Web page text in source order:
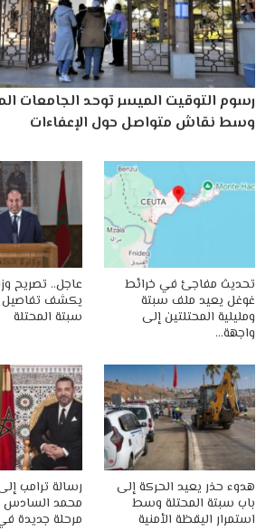
رسوم التوقيت الميسر توحد الجامعات
وسط نقاش متواصل حول الإعفاءات
تحديث مفاجئ في خرائط
غوغل يعيد ملف سبتة
ومليلية المحتلتين إلى
واجهة…
عاجل.. تصريح
يكشف تفاصيل
سبتة المحتلة
هدوء حذر يعيد الحركة إلى
باب سبتة المحتلة وسط
استمرار اليقظة الأمنية
رسالة ترامب
محمد السادس
مرحلة جديدة